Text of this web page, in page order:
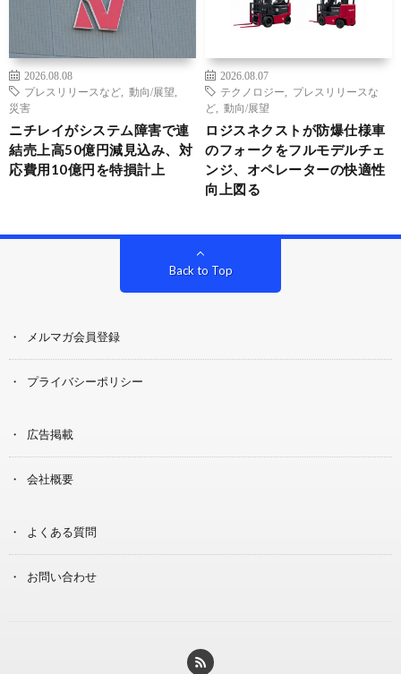
2026.08.08
プレスリリースなど
動向/展望
災害
ニチレイがシステム障害で連
結売上高50億円減見込み、対
応費用10億円を特損計上
2026.08.07
テクノロジー
プレスリリースな
ど
動向/展望
ロジスネクストが防爆仕様車
のフォークをフルモデルチェ
ンジ、オペレーターの快適性
向上図る
Back to Top
メルマガ会員登録
プライバシーポリシー
広告掲載
会社概要
よくある質問
お問い合わせ